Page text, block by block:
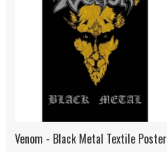
Venom - Black Metal Textile Poster